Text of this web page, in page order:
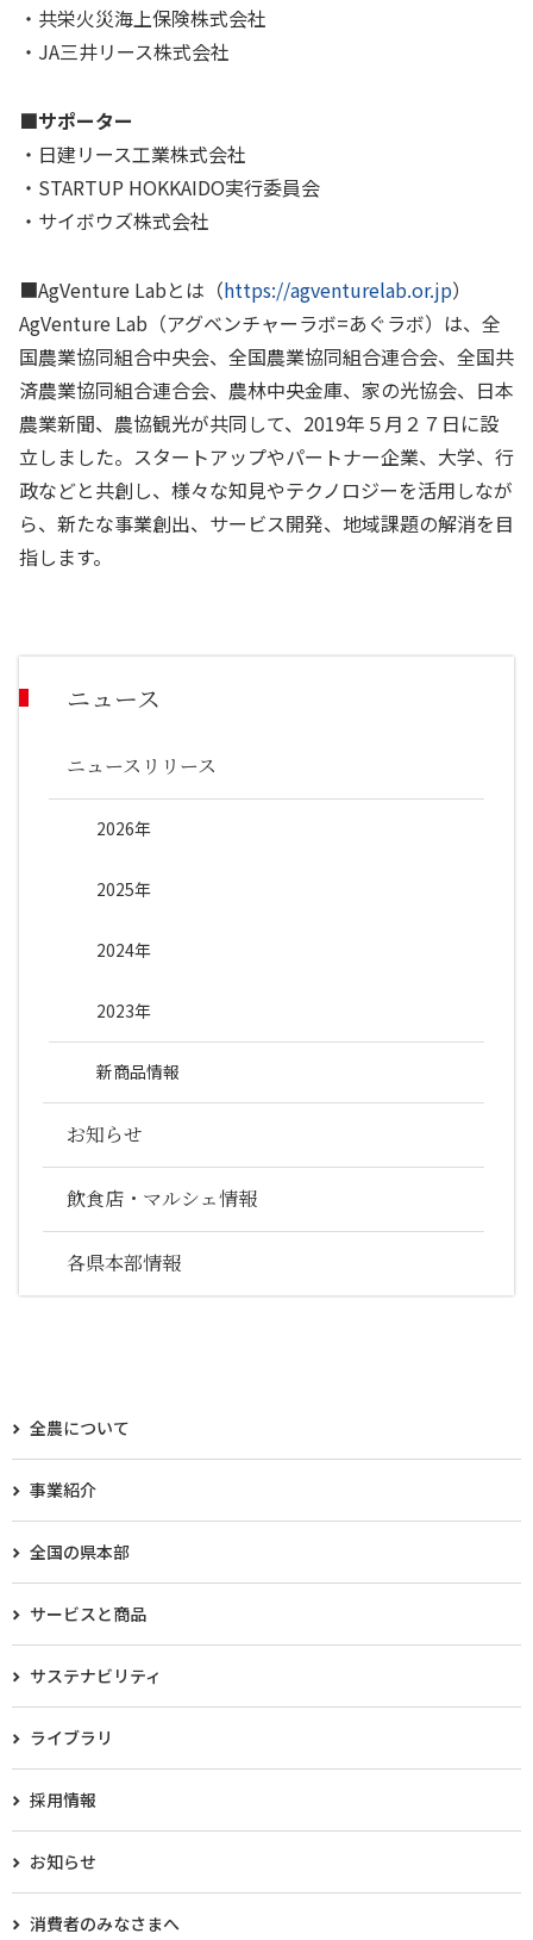
・共栄火災海上保険株式会社
・ JA三井リース株式会社
■サポーター
・日建リース工業株式会社
・ STARTUP HOKKAIDO実行委員会
・サイボウズ株式会社
■AgVenture Labとは（https://agventurelab.or.jp）
AgVenture Lab（アグベンチャーラボ=あぐラボ）は、全
国農業協同組合中央会、全国農業協同組合連合会、全国共
済農業協同組合連合会、農林中央金庫、家の光協会、日本
農業新聞、農協観光が共同して、 2019年５月２７日に設
立しました。スタートアップやパートナー企業、大学、行
政などと共創し、様々な知見やテクノロジーを活用しなが
ら、新たな事業創出、サービス開発、地域課題の解消を目
指します。
ニュース
ニュースリリース
2026年
2025年
2024年
2023年
新商品情報
お知らせ
飲食店・マルシェ情報
各県本部情報
全農について
事業紹介
全国の県本部
サービスと商品
サステナビリティ
ライブラリ
採用情報
お知らせ
消費者のみなさまへ